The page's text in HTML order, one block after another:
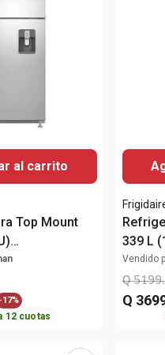
al carrito
Top Mount
Whirlpool
-17%
12 cuotas
339 L
Vendido
Q 5199.
Q